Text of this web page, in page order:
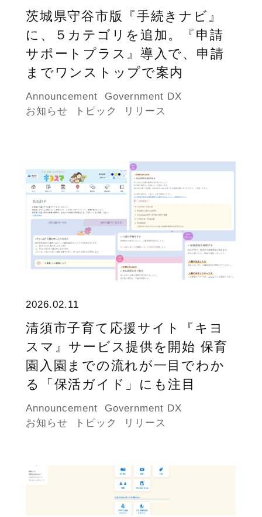
茨城県守谷市版『手続きナビ』
に、５カテゴリを追加。『申請
サポートプラス』導入で、申請
までワンストップで案内
Announcement
Government DX
お知らせ
トピック リリース
2026.02.11
清須市子育て応援サイト『キヨ
スマ』サービス提供を開始 保育
園入園までの流れが一目でわか
る「保活ガイド」にも注目
Announcement
Government DX
お知らせ
トピック リリース